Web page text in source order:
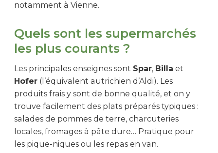
notamment à Vienne.
Quels sont les supermarchés
les plus courants ?
Les principales enseignes sont Spar, Billa et
Hofer (l’équivalent autrichien d’Aldi). Les
produits frais y sont de bonne qualité, et on y
trouve facilement des plats préparés typiques :
salades de pommes de terre, charcuteries
locales, fromages à pâte dure… Pratique pour
les pique-niques ou les repas en van.